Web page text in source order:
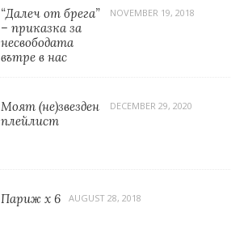
“Далеч от брега”
– приказка за
несвободата
вътре в нас
NOVEMBER 19, 2018
Моят (не)звезден
плейлист
DECEMBER 29, 2020
Париж x 6 AUGUST 28, 2018